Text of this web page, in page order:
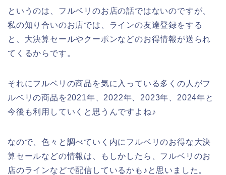
というのは、フルベリのお店の話ではないのですが、
私の知り合いのお店では、ラインの友達登録をする
と、大決算セールやクーポンなどのお得情報が送られ
てくるからです。
それにフルベリの商品を気に入っている多くの人がフ
ルベリの商品を2021年、2022年、2023年、2024年と
今後も利用していくと思うんですよね♪
なので、色々と調べていく内にフルベリのお得な大決
算セールなどの情報は、もしかしたら、フルベリのお
店のラインなどで配信しているかも♪と思いました。